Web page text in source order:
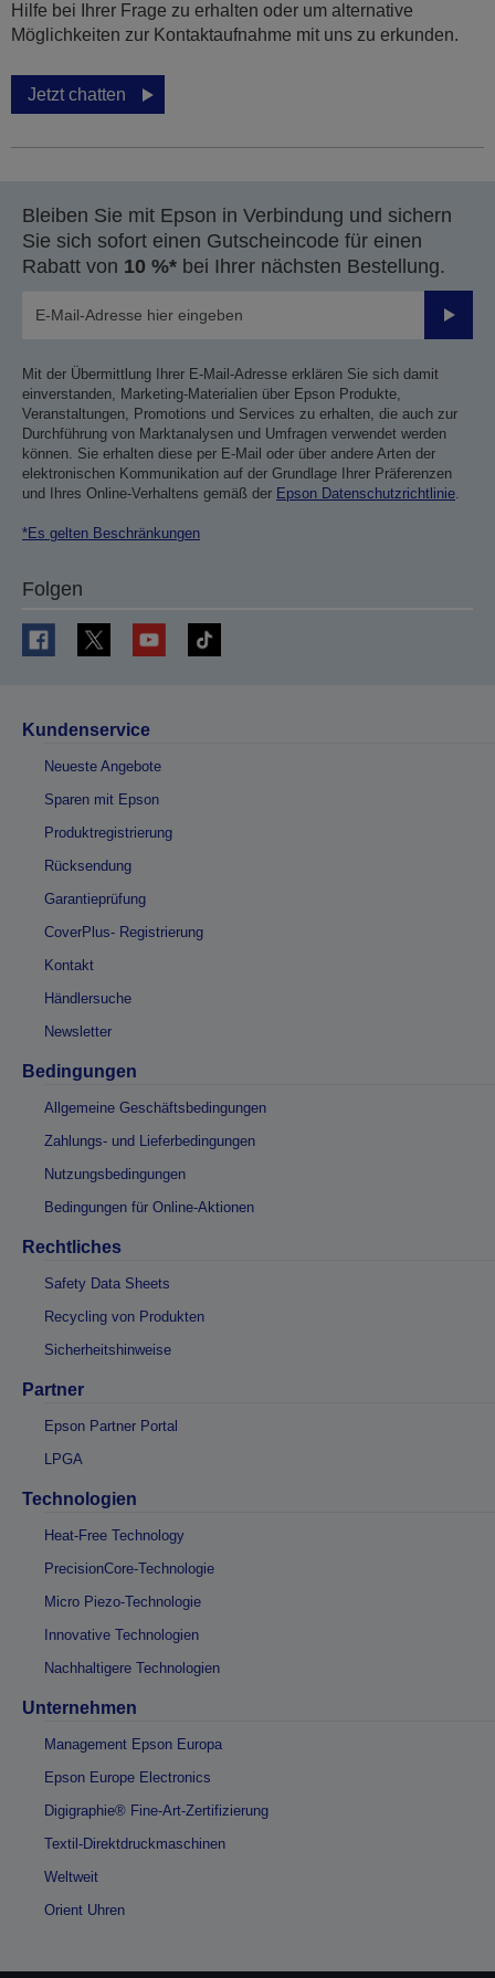
Hilfe bei Ihrer Frage zu erhalten oder um alternative
Möglichkeiten zur Kontaktaufnahme mit uns zu erkunden.
Jetzt chatten
Bleiben Sie mit Epson in Verbindung und sichern
Sie sich sofort einen Gutscheincode für einen
Rabatt von 10 %* bei Ihrer nächsten Bestellung.
Mit der Übermittlung Ihrer E-Mail-Adresse erklären Sie sich damit
einverstanden, Marketing-Materialien über Epson Produkte,
Veranstaltungen, Promotions und Services zu erhalten, die auch zur
Durchführung von Marktanalysen und Umfragen verwendet werden
können. Sie erhalten diese per E-Mail oder über andere Arten der
elektronischen Kommunikation auf der Grundlage Ihrer Präferenzen
und Ihres Online-Verhaltens gemäß der Epson Datenschutzrichtlinie.
*Es gelten Beschränkungen
Folgen
Kundenservice
Neueste Angebote
Sparen mit Epson
Produktregistrierung
Rücksendung
Garantieprüfung
CoverPlus- Registrierung
Kontakt
Händlersuche
Newsletter
Bedingungen
Allgemeine Geschäftsbedingungen
Zahlungs- und Lieferbedingungen
Nutzungsbedingungen
Bedingungen für Online-Aktionen
Rechtliches
Safety Data Sheets
Recycling von Produkten
Sicherheitshinweise
Partner
Epson Partner Portal
LPGA
Technologien
Heat-Free Technology
PrecisionCore-Technologie
Micro Piezo-Technologie
Innovative Technologien
Nachhaltigere Technologien
Unternehmen
Management Epson Europa
Epson Europe Electronics
Digigraphie® Fine-Art-Zertifizierung
Textil-Direktdruckmaschinen
Weltweit
Orient Uhren